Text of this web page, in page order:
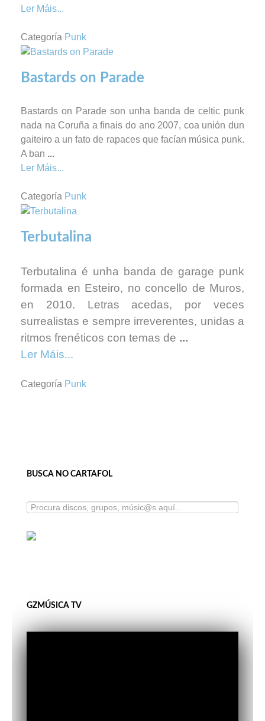
Ler Máis...
Categoría Punk
Bastards on Parade
Bastards on Parade son unha banda de celtic punk
nada na Coruña a finais do ano 2007, coa unión dun
gaiteiro a un fato de rapaces que facían música punk.
A ban ...
Ler Máis...
Categoría Punk
Terbutalina
Terbutalina é unha banda de garage punk
formada en Esteiro, no concello de Muros,
en 2010. Letras acedas, por veces
surrealistas e sempre irreverentes, unidas a
ritmos frenéticos con temas de ...
Ler Máis...
Categoría Punk
BUSCA NO CARTAFOL
GZMÚSICA TV